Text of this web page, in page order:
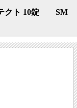
テクト 10錠 SM